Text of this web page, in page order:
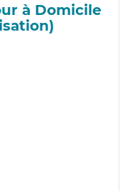
à Domicile